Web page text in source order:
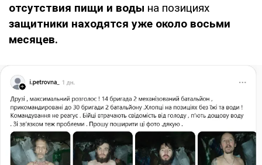
отсутствия пищи и воды на позициях
защитники находятся уже около восьми
месяцев.